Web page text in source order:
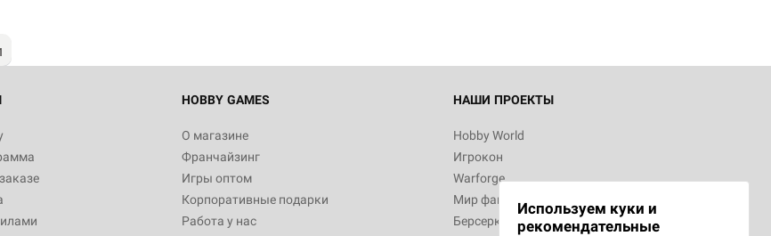
HOBBY GAMES
О магазине
Франчайзинг
Игры оптом
Корпоративные подарки
Работа у нас
НАШИ ПРОЕКТЫ
Hobby World
Игрокон
Warforge
Мир фантастики
Берсерк
Используем куки и
рекомендательные
Белая смерть
12 990
Настольная игра Hobby World Берсерк.
3 490